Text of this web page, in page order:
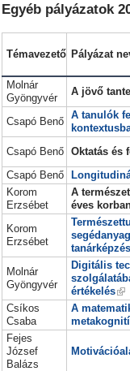
Egyéb pályázatok
Témavezető Pályázat
Molnár
Gyöngyvér
A jövő
Csapó Benő
A tanulók
Csapó Benő
Oktatás és
Csapó Benő
Korom
Erzsébet
A
éves
Korom
Erzsébet
Molnár
Gyöngyvér
Digitális
értékelés
Csíkos
Csaba
A
Fejes
József
Balázs